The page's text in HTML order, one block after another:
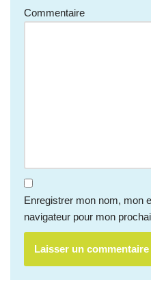
Commentaire
Enregistrer mon nom, mon
navigateur pour mon